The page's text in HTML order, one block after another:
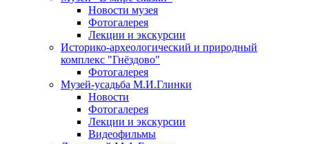
Новости музея
Фотогалерея
Лекции и экскурсии
Историко-археологический и природный
комплекс "Гнёздово"
Фотогалерея
Музей-усадьба М.И.Глинки
Новости
Фотогалерея
Лекции и экскурсии
Видеофильмы